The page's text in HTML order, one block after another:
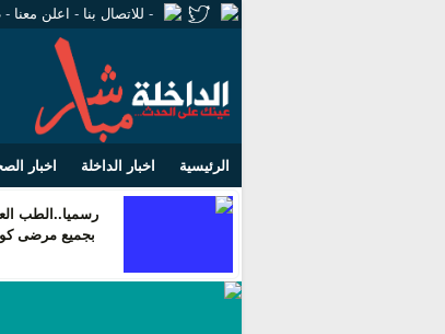
- للاتصال بنا - اعلن معنا -
الرئيسية اخبار الداخلة اخبار
رسميا..الطب
بجميع مرضى